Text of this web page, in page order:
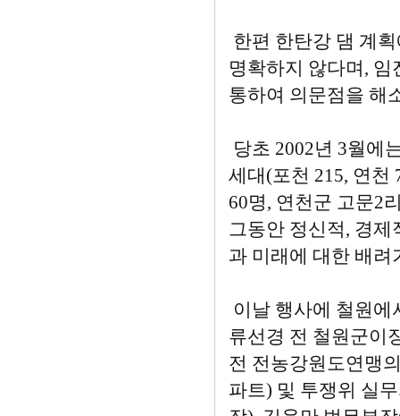
한편 한탄강 댐 계
명확하지 않다며, 임
통하여 의문점을 해
당초 2002년 3월에
세대(포천 215, 연천
60명, 연천군 고문2
그동안 정신적, 경
과 미래에 대한 배
이날 행사에 철원
류선경 전 철원군이
전 전농강원도연맹
파트) 및 투쟁위 실